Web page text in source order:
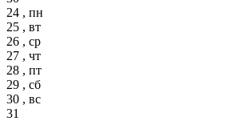
24 , пн
25 , вт
26 , ср
27 , чт
28 , пт
29 , сб
30 , вс
31